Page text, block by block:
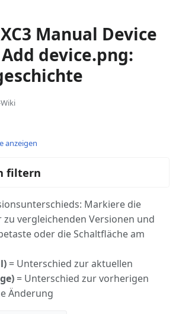
Manual Device
device.png:
anzeigen
filtern
Markiere die
vergleichenden Versionen und
oder die Schaltfläche am
= Unterschied zur aktuellen
= Unterschied zur vorherigen
Änderung